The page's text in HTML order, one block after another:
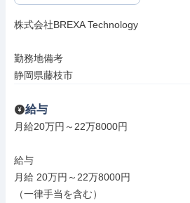
株式会社BREXA Technology
勤務地備考
静岡県藤枝市
給与
月給20万円～22万8000円
給与
月給 20万円～22万8000円
（一律手当を含む）